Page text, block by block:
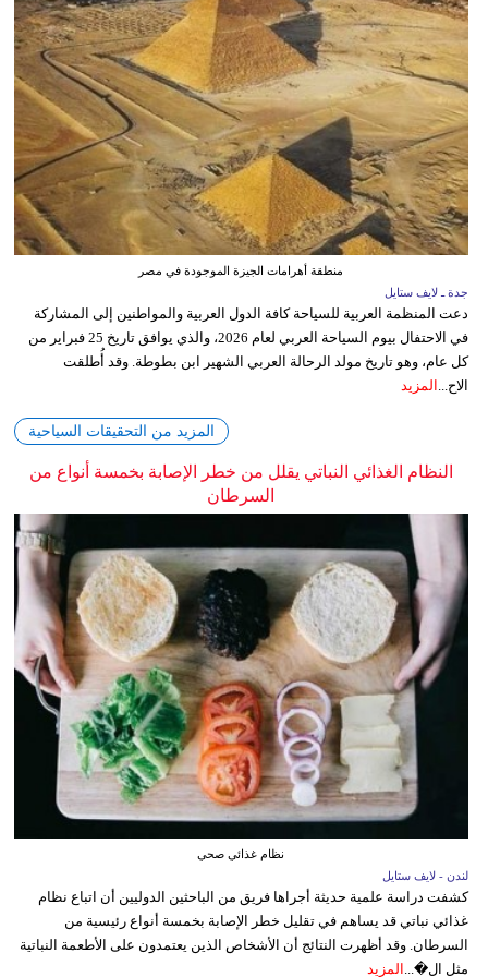
منطقة أهرامات الجيزة الموجودة في مصر
جدة ـ لايف ستايل
دعت المنظمة العربية للسياحة كافة الدول العربية والمواطنين إلى المشاركة
في الاحتفال بيوم السياحة العربي لعام 2026، والذي يوافق تاريخ 25 فبراير من
كل عام، وهو تاريخ مولد الرحالة العربي الشهير ابن بطوطة. وقد أُطلقت
الاح... المزيد
المزيد من التحقيقات السياحية
النظام الغذائي النباتي يقلل من خطر الإصابة بخمسة أنواع من
السرطان
نظام غذائي صحي
لندن - لايف ستايل
كشفت دراسة علمية حديثة أجراها فريق من الباحثين الدوليين أن اتباع نظام
غذائي نباتي قد يساهم في تقليل خطر الإصابة بخمسة أنواع رئيسية من
السرطان. وقد أظهرت النتائج أن الأشخاص الذين يعتمدون على الأطعمة النباتية
مثل ال�...
المزيد